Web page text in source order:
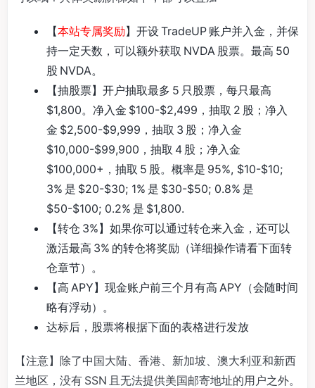
【本站专属奖励】开设 TradeUP 账户并入金，并保
持一定天数，可以额外获取 NVDA 股票。最高 50
股 NVDA。
【抽股票】开户抽取最多 5 只股票，每只最高
$1,800。净入金 $100-$2,499，抽取 2 股；净入
金 $2,500-$9,999，抽取 3 股；净入金
$10,000-$99,900，抽取 4 股；净入金
$100,000+，抽取 5 股。概率是 95%, $10-$10;
3% 是 $20-$30; 1% 是 $30-$50; 0.8% 是
$50-$100; 0.2% 是 $1,800.
【转仓 3%】如果你可以通过转仓来入金，还可以
激活最高 3% 的转仓将奖励（详细操作请看下面转
仓章节）。
【高 APY】现金账户前三个月有高 APY（会随时间
略有浮动）。
达标后，股票将根据下面的表格进行发放
【注意】除了中国大陆、香港、新加坡、澳大利亚和新西
兰地区，没有 SSN 且无法提供美国邮寄地址的用户之外。